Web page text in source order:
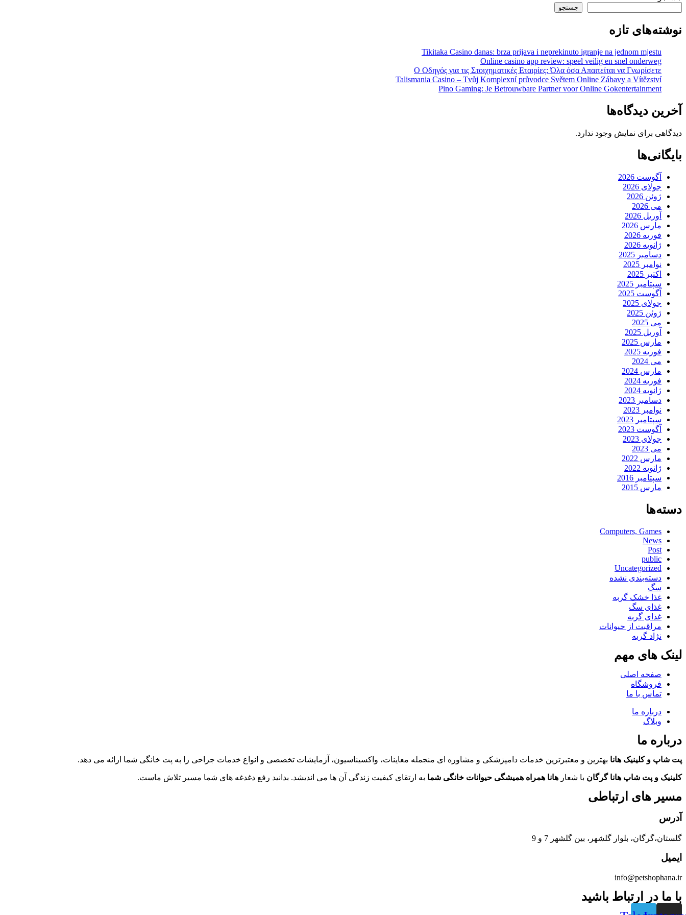
جستجو
نوشته‌های تازه
Tikitaka Casino danas: brza prijava i neprekinuto igranje na jednom mjestu
Online casino app review: speel veilig en snel onderweg
Ο Οδηγός για τις Στοιχηματικές Εταιρίες: Όλα όσα Απαιτείται να Γνωρίσετε
Talismania Casino – Tvůj Komplexní průvodce Světem Online Zábavy a Vítězství
Pino Gaming: Je Betrouwbare Partner voor Online Gokentertainment
آخرین دیدگاه‌ها
دیدگاهی برای نمایش وجود ندارد.
بایگانی‌ها
آگوست 2026
جولای 2026
ژوئن 2026
می 2026
آوریل 2026
مارس 2026
فوریه 2026
ژانویه 2026
دسامبر 2025
نوامبر 2025
اکتبر 2025
سپتامبر 2025
آگوست 2025
جولای 2025
ژوئن 2025
می 2025
آوریل 2025
مارس 2025
فوریه 2025
می 2024
مارس 2024
فوریه 2024
ژانویه 2024
دسامبر 2023
نوامبر 2023
سپتامبر 2023
آگوست 2023
جولای 2023
می 2023
مارس 2022
ژانویه 2022
سپتامبر 2016
مارس 2015
دسته‌ها
Computers, Games
News
Post
public
Uncategorized
دسته‌بندی نشده
سگ
غذا خشک گربه
غذای سگ
غذای گربه
مراقبت از حیوانات
نژاد گربه
لینک های مهم
صفحه اصلی
فروشگاه
تماس با ما
درباره ما
وبلاگ
درباره ما
پت شاپ و کلینیک هانا بهترین و معتبرترین خدمات دامپزشکی و مشاوره ای منجمله معاینات، واکسیناسیون، آزمایشات تخصصی و انواع خدمات جراحی را به پت خانگی شما ارائه می دهد.
کلینیک و پت شاپ هانا گرگان با شعار هانا همراه همیشگی حیوانات خانگی شما به ارتقای کیفیت زندگی آن ها می اندیشد. بدانید رفع دغدغه های شما مسیر تلاش ماست.
مسیر های ارتباطی
آدرس
گلستان،گرگان، بلوار گلشهر، بین گلشهر 7 و 9
ایمیل
info@petshophana.ir
با ما در ارتباط باشید